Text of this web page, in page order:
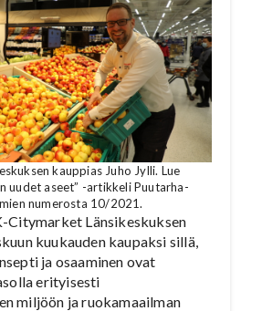
kauppias Juho Jylli. Lue
uudet aseet” -artikkeli Puutarha-
numerosta 10/2021.
Citymarket Länsikeskuksen
kuukauden kaupaksi sillä,
ja osaaminen ovat
erityisesti
miljöön ja ruokamaailman